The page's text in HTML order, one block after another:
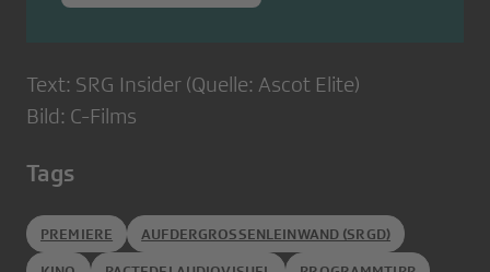
Text: SRG Insider (Quelle: Ascot Elite)
Bild: C-Films
Tags
PREMIERE AUFDERGROSSENLEINWAND (SRGD)